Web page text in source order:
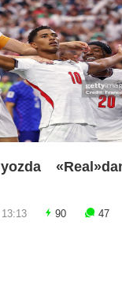
90 47